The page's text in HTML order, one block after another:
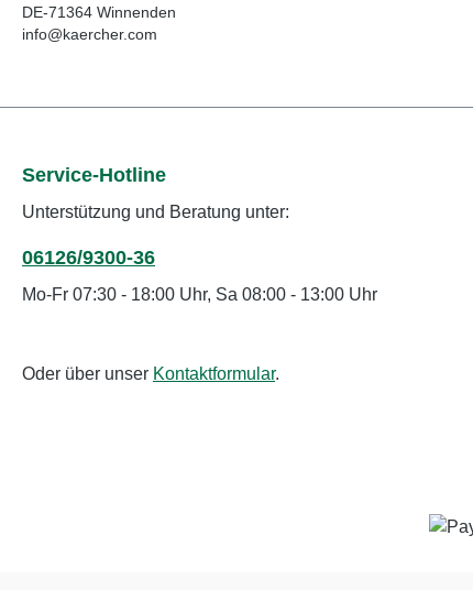
DE-71364 Winnenden
info@kaercher.com
Service-Hotline
Unterstützung und Beratung unter:
06126/9300-36
Mo-Fr 07:30 - 18:00 Uhr, Sa 08:00 - 13:00 Uhr
Oder über unser Kontaktformular.